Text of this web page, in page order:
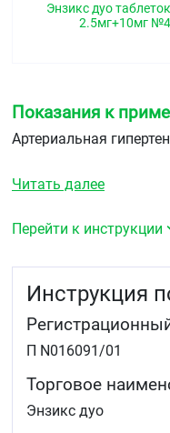
Энзикс дуо
2.5мг+10мг
Показания к
Артериальная
Читать далее
Перейти к инструкции
Инструкция
П N016091/01
Торговое
Энзикс дуо